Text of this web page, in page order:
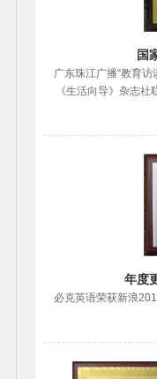
国
广东珠江广播“教育访
《生活向导》杂志
年度
必克英语荣获新浪